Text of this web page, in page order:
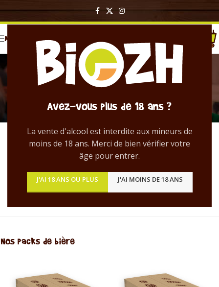
Avez-vous plus de 18 ans ?
La vente d'alcool est interdite aux mineurs de
moins de 18 ans. Merci de bien vérifier votre
âge pour entrer.
J'AI 18 ANS OU PLUS J'AI MOINS DE 18 ANS
MENU
Bières en bouteille
Catégories
Depuis 2009, BIOZH noue des relations
privilégiées avec les artisans brasseurs et
met un point d’honneur à sélectionner les
meilleures bières bretonnes.
Découvrez notre sélection de bières
Nos packs de bière